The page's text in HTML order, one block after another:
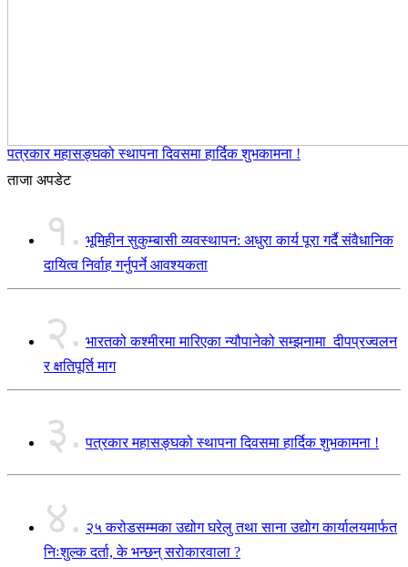
पत्रकार महासङ्घको स्थापना दिवसमा हार्दिक शुभकामना !
ताजा अपडेट
१. भूमिहीन सुकुम्बासी व्यवस्थापन: अधुरा कार्य पूरा गर्दै संवैधानिक
दायित्व निर्वाह गर्नुपर्ने आवश्यकता
२. भारतको कश्मीरमा मारिएका न्यौपानेको सम्झनामा दीपप्रज्वलन
र क्षतिपूर्ति माग
३. पत्रकार महासङ्घको स्थापना दिवसमा हार्दिक शुभकामना !
४. २५ करोडसम्मका उद्योग घरेलु तथा साना उद्योग कार्यालयमार्फत
निःशुल्क दर्ता, के भन्छन् सरोकारवाला ?